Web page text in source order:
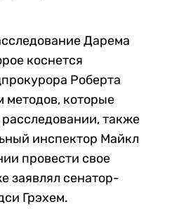
Дарема
коснется
Роберта
которые
также
инспектор Майкл
провести свое
заявлял сенатор-
Грэхем.